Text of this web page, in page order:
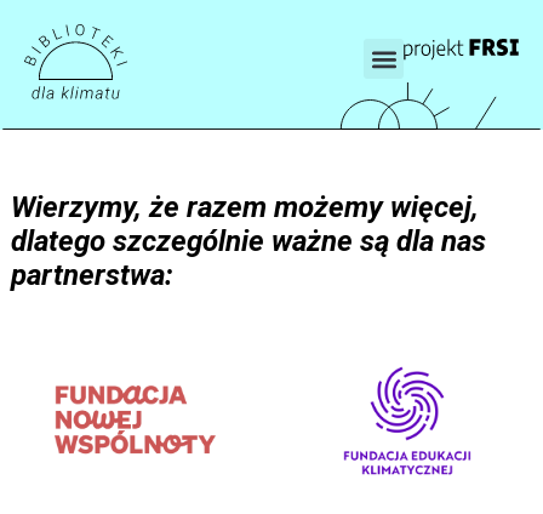
Wierzymy, że razem możemy więcej,
dlatego szczególnie ważne są dla nas
partnerstwa: